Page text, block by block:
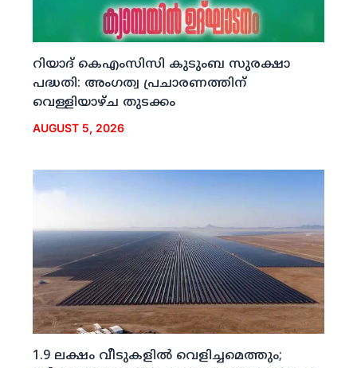
റിയാദ് കെഎംസിസി കുടുംബ സുരക്ഷാ
പദ്ധതി: അംഗത്വ പ്രചാരണത്തിന്
വെള്ളിയാഴ്ച തുടക്കം
AUGUST 5, 2026
1.9 ലക്ഷം വീടുകളില്‍ വെളിച്ചമെത്തും;